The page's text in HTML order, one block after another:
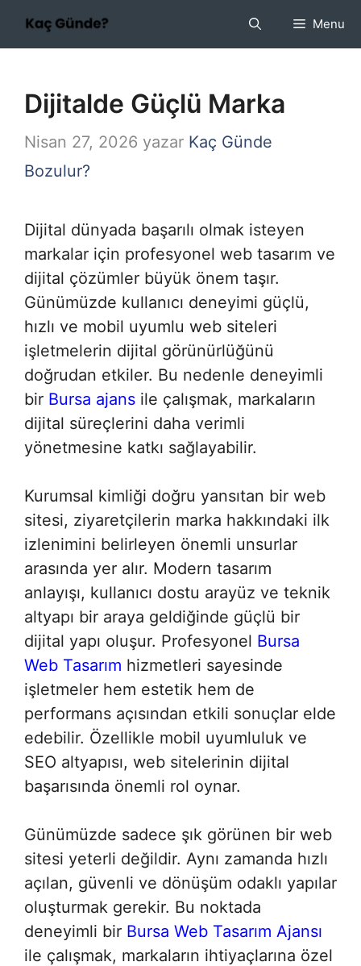
Menu
Dijitalde Güçlü Marka
Nisan 27, 2026 yazar Kaç Günde
Bozulur?
Dijital dünyada başarılı olmak isteyen
markalar için profesyonel web tasarım ve
dijital çözümler büyük önem taşır.
Günümüzde kullanıcı deneyimi güçlü,
hızlı ve mobil uyumlu web siteleri
işletmelerin dijital görünürlüğünü
doğrudan etkiler. Bu nedenle deneyimli
bir Bursa ajans ile çalışmak, markaların
dijital süreçlerini daha verimli
yönetmesine katkı sağlayabilir.
Kurumsal kimliği doğru yansıtan bir web
sitesi, ziyaretçilerin marka hakkındaki ilk
izlenimini belirleyen önemli unsurlar
arasında yer alır. Modern tasarım
anlayışı, kullanıcı dostu arayüz ve teknik
altyapı bir araya geldiğinde güçlü bir
dijital yapı oluşur. Profesyonel Bursa
Web Tasarım hizmetleri sayesinde
işletmeler hem estetik hem de
performans açısından etkili sonuçlar elde
edebilir. Özellikle mobil uyumluluk ve
SEO altyapısı, web sitelerinin dijital
başarısında önemli rol oynar.
Günümüzde sadece şık görünen bir web
sitesi yeterli değildir. Aynı zamanda hızlı
açılan, güvenli ve dönüşüm odaklı yapılar
oluşturmak gerekir. Bu noktada
deneyimli bir Bursa Web Tasarım Ajansı
ile çalışmak, markaların ihtiyaçlarına özel